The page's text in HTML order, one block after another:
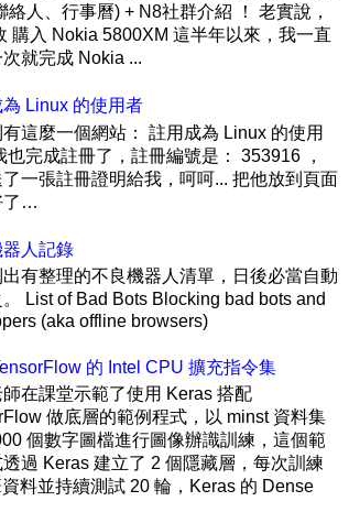
絡人、行事曆) + N8社群介紹 ！ 老實說，
購入 Nokia 5800XM 這半年以來，我一直
就完成 Nokia ...
Linux 的使用者
有這麼一個網站： 註用成為 Linux 的使用
也完成註冊了，註冊編號是： 353916 ，
一張註冊證明給我，呵呵... 把他放到頁面
了…
人記錄
出有整理的不良機器人清單，日後必當自動
。 List of Bad Bots Blocking bad bots and
(aka offline browsers)
的 Intel CPU 擴充指令集
師在課堂示範了使用 Keras 搭配
做底層的範例程式，以 minst 資料集
個數字圖檔進行圖像辦識訓練，這個範
過 Keras 建立了 2 個隱藏層，每次訓練
料並持續測試 20 輪，Keras 的 Dense